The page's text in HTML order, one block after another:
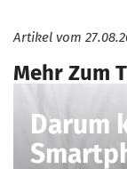
Artikel vom
Mehr Zum
Darum